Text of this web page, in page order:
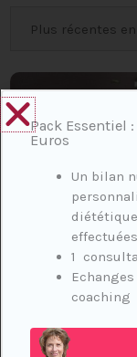
Pack Essentiel
Euros
Un bilan
1
coaching